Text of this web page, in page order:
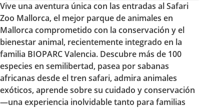
Vive una aventura única con las entradas al Safari
Zoo Mallorca, el mejor parque de animales en
Mallorca comprometido con la conservación y el
bienestar animal, recientemente integrado en la
familia BIOPARC Valencia. Descubre más de 100
especies en semilibertad, pasea por sabanas
africanas desde el tren safari, admira animales
exóticos, aprende sobre su cuidado y conservación
—una experiencia inolvidable tanto para familias